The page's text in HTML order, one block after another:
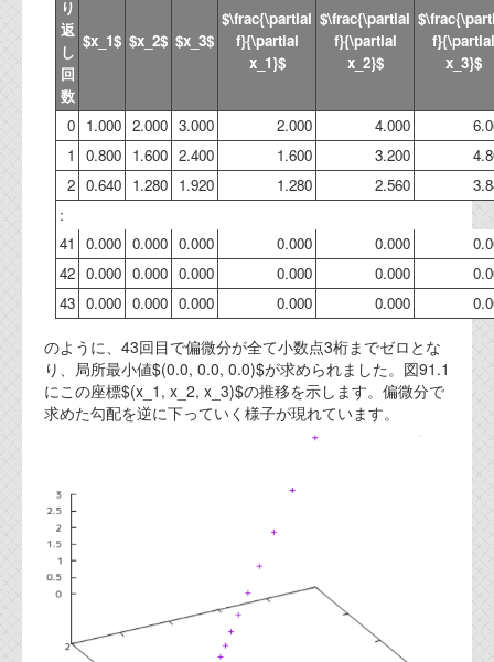
り
返
し
回
数
$x_1$ $x_2$ $x_3$
$\frac{\partial
f}{\partial
x_1}$
$\frac{\partial
f}{\partial
x_2}$
f}{\partial
x_3}$
0 1.000 2.000 3.000 2.000 4.000
1
0.800 1.600 2.400 1.600 3.200
2 0.640 1.280 1.920 1.280 2.560
:
41
0.000 0.000 0.000 0.000 0.000
42 0.000 0.000 0.000 0.000 0.000
43 0.000 0.000 0.000 0.000 0.000
のように、43回目で偏微分が全て小数点3桁までゼロとな
り、局所最小値$(0.0, 0.0, 0.0)$が求められました。図91.1
にこの座標$(x_1, x_2, x_3)$の推移を示します。偏微分で
求めた勾配を逆に下っていく様子が現れています。